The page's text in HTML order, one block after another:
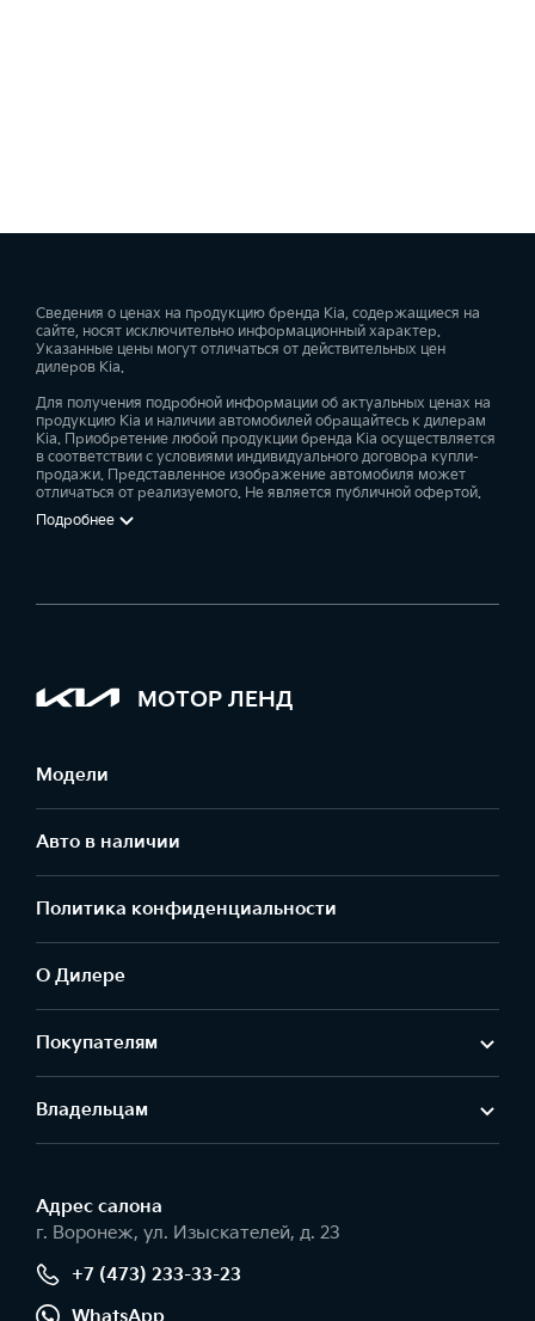
Сведения о ценах на продукцию бренда Kia, содержащиеся на
сайте, носят исключительно информационный характер.
Указанные цены могут отличаться от действительных цен
дилеров Kia.
Для получения подробной информации об актуальных ценах на
продукцию Kia и наличии автомобилей обращайтесь к дилерам
Kia. Приобретение любой продукции бренда Kia осуществляется
в соответствии с условиями индивидуального договора купли-
продажи. Представленное изображение автомобиля может
отличаться от реализуемого. Не является публичной офертой.
Подробнее
МОТОР ЛЕНД
Модели
Авто в наличии
Политика конфиденциальности
О Дилере
Покупателям
Владельцам
Адрес салонa
г. Воронеж, ул. Изыскателей, д. 23
+7 (473) 233-33-23